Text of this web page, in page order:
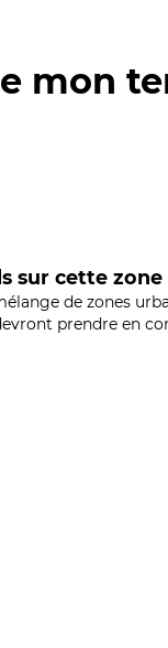
mon
sur cette zone
de zones
prendre en